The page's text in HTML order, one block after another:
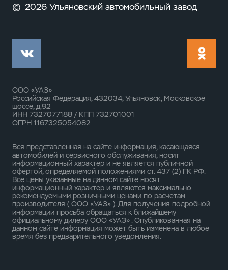
© 2026 Ульяновский автомобильный завод
ООО «УАЗ»
Российская Федерация, 432034, Ульяновск, Московское
шоссе, д.92
ИНН 7327077188 / КПП 732701001
ОГРН 1167325054082
Вся представленная на сайте информация, касающаяся
автомобилей и сервисного обслуживания, носит
информационный характер и не является публичной
офертой, определяемой положениями ст. 437 (2) ГК РФ.
Все цены указанные на данном сайте носят
информационный характер и являются максимально
рекомендуемыми розничными ценами по расчетам
производителя ( ООО «УАЗ» ). Для получения подробной
информации просьба обращаться к ближайшему
официальному дилеру ООО «УАЗ» . Опубликованная на
данном сайте информация может быть изменена в любое
время без предварительного уведомления.